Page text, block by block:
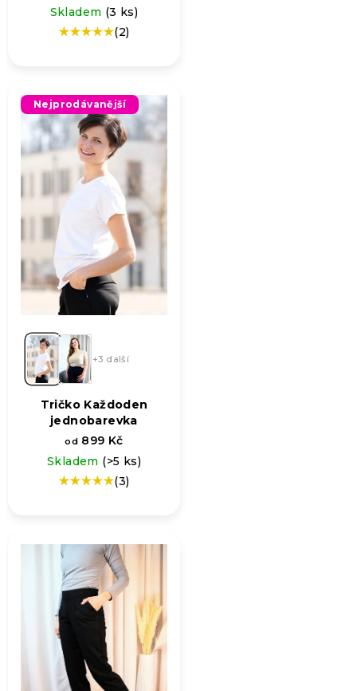
Skladem (3 ks)
Průměrné
5,0
z
hvězdiček.
(2)
Nejprodávanější
+3 další
Tričko Každoden
jednobarevka
od 899 Kč
Skladem (>5 ks)
Průměrné
5,0
z
5
hvězdiček.
(3)